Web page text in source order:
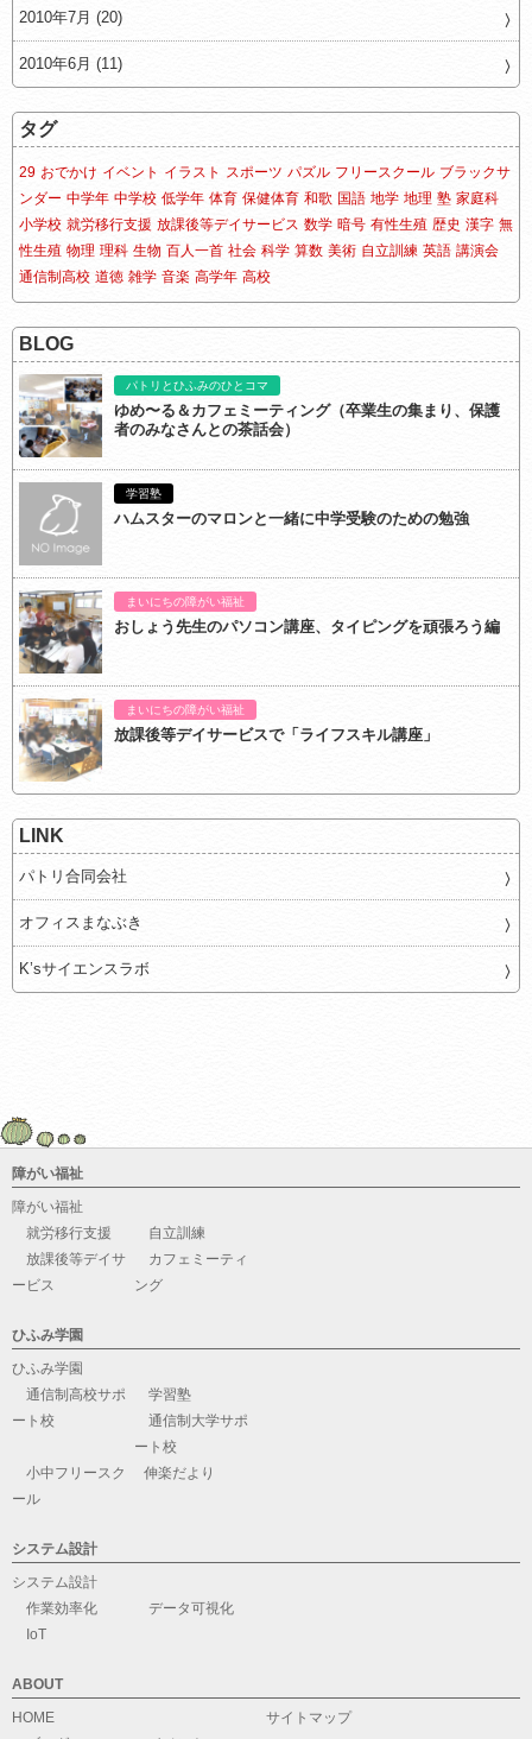
2010年7月 (20)
2010年6月 (11)
タグ
29 おでかけ イベント イラスト スポーツ パズル フリースクール ブラックサ
ンダー 中学年 中学校 低学年 体育 保健体育 和歌 国語 地学 地理 塾 家庭科
小学校 就労移行支援 放課後等デイサービス 数学 暗号 有性生殖 歴史 漢字 無
性生殖 物理 理科 生物 百人一首 社会 科学 算数 美術 自立訓練 英語 講演会
通信制高校 道徳 雑学 音楽 高学年 高校
BLOG
パトリとひふみのひとコマ
ゆめ〜る＆カフェミーティング（卒業生の集まり、保護
者のみなさんとの茶話会）
学習塾
ハムスターのマロンと一緒に中学受験のための勉強
まいにちの障がい福祉
おしょう先生のパソコン講座、タイピングを頑張ろう編
まいにちの障がい福祉
放課後等デイサービスで「ライフスキル講座」
LINK
パトリ合同会社
オフィスまなぶき
K’sサイエンスラボ
障がい福祉
障がい福祉
就労移行支援
自立訓練
放課後等デイサ
ービス
カフェミーティ
ング
ひふみ学園
ひふみ学園
通信制高校サポ
ート校
学習塾
通信制大学サポ
ート校
小中フリースク
ール
伸楽だより
システム設計
システム設計
作業効率化
データ可視化
IoT
ABOUT
HOME
サイトマップ